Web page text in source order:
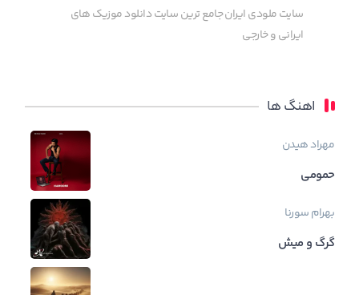
سایت ملودی ایران جامع ترین سایت دانلود موزیک های
ایرانی و خارجی
اهنگ ها
مهراد هیدن
حمومی
بهرامسورنا
گرگ و میش